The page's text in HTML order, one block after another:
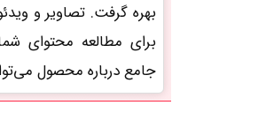
بهره گرفت. تصاویر و
برای مطالعه محتوای
جامع درباره محصول